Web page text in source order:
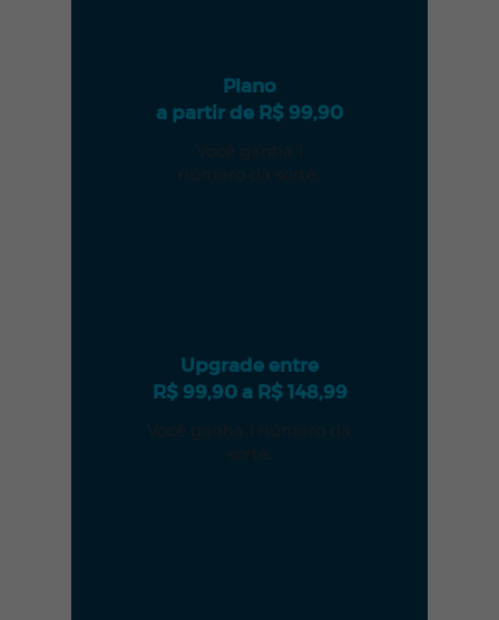
Plano
a partir de R$ 99,90
Você ganha 1
número da sorte.
Upgrade entre
R$ 99,90 a R$ 148,99
Você ganha 1 número da
sorte.